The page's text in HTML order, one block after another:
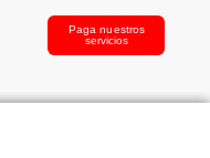
Paga nuestros
servicios